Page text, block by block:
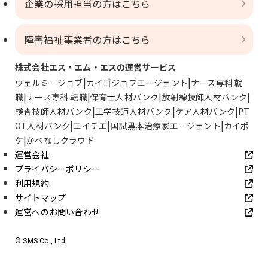
企業の採用担当の方はこちら
障害福祉事業者の方はこちら
株式会社エス・エム・エスの運営サービス
ウェルミージョブ カイゴジョブエージェント ナース専科 就
職 ナース専科 転職 保育士人材バンク 放射線技師人材バンク
検査技師人材バンク 工学技師人材バンク ケア人材バンク PT
OT人材バンク エイチエ 国試黒本治療家エージェント カイポ
ケ かべなしクラウド
運営会社
プライバシーポリシー
利用規約
サイトマップ
運営へのお問い合わせ
© SMS Co., Ltd.